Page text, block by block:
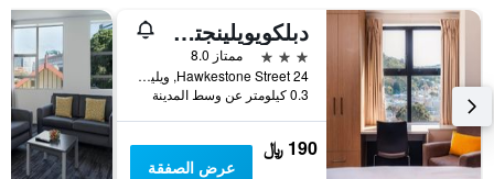
دبلكويويلينجتون كوارتر
3 نجوم
ممتاز 8.0
24 Hawkestone Street, ويلينغتون, نيوزيلندا
0.3 كيلومتر عن وسط المدينة
190 ﷼
عرض الصفقة